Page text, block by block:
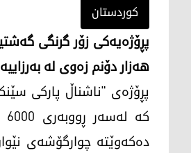
کوردستان
پڕۆژەیەکی زۆر گرنگی
هەزار دۆنم زەوی لە
پڕۆژەی "ناشناڵ پارکی